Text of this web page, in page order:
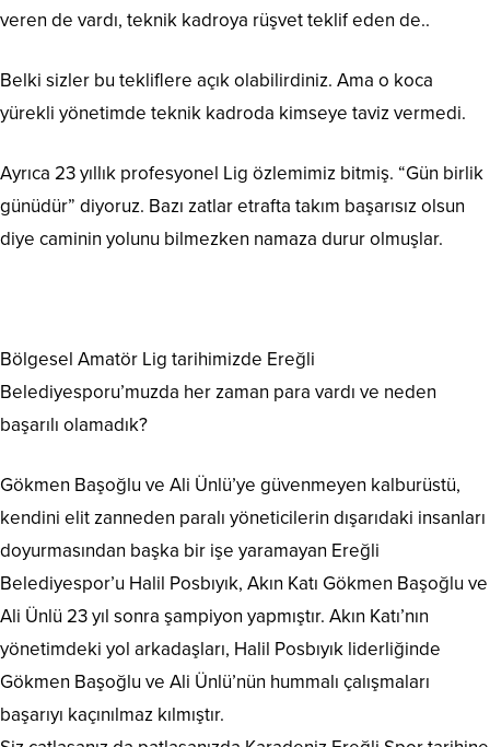
veren de vardı, teknik kadroya rüşvet teklif eden de..
Belki sizler bu tekliflere açık olabilirdiniz. Ama o koca
yürekli yönetimde teknik kadroda kimseye taviz vermedi.
Ayrıca 23 yıllık profesyonel Lig özlemimiz bitmiş. “Gün birlik
günüdür” diyoruz. Bazı zatlar etrafta takım başarısız olsun
diye caminin yolunu bilmezken namaza durur olmuşlar.
Bölgesel Amatör Lig tarihimizde Ereğli
Belediyesporu’muzda her zaman para vardı ve neden
başarılı olamadık?
Gökmen Başoğlu ve Ali Ünlü’ye güvenmeyen kalburüstü,
kendini elit zanneden paralı yöneticilerin dışarıdaki insanları
doyurmasından başka bir işe yaramayan Ereğli
Belediyespor’u Halil Posbıyık, Akın Katı Gökmen Başoğlu ve
Ali Ünlü 23 yıl sonra şampiyon yapmıştır. Akın Katı’nın
yönetimdeki yol arkadaşları, Halil Posbıyık liderliğinde
Gökmen Başoğlu ve Ali Ünlü’nün hummalı çalışmaları
başarıyı kaçınılmaz kılmıştır.